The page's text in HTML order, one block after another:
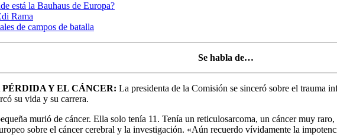
está la Bauhaus de Europa?
Rama
de campos de batalla
Se habla de…
Y EL CÁNCER: La presidenta de la Comisión se sinceró sobre el trauma
su vida y su carrera.
murió de cáncer. Ella solo tenía 11. Tenía un reticulosarcoma, un cáncer muy
sobre el cáncer cerebral y la investigación. «Aún recuerdo vívidamente la